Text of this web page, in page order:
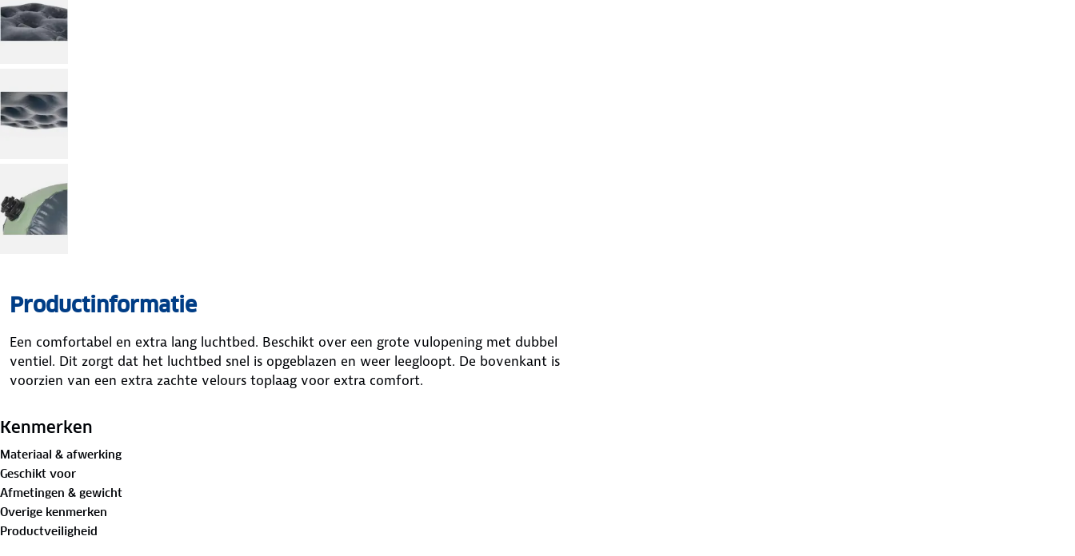
Productinformatie
Een comfortabel en extra lang luchtbed. Beschikt over een grote vulopening met dubbel
ventiel. Dit zorgt dat het luchtbed snel is opgeblazen en weer leegloopt. De bovenkant is
voorzien van een extra zachte velours toplaag voor extra comfort.
Kenmerken
Materiaal & afwerking
Geschikt voor
Afmetingen & gewicht
Overige kenmerken
Productveiligheid